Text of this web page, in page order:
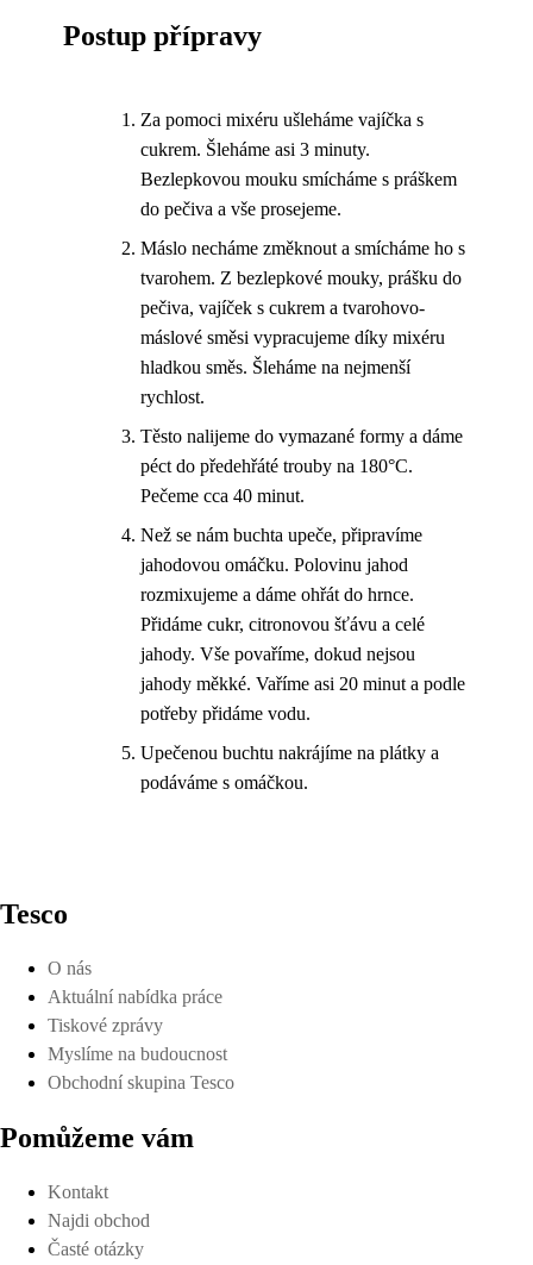
Postup přípravy
Za pomoci mixéru ušleháme vajíčka s
cukrem. Šleháme asi 3 minuty.
Bezlepkovou mouku smícháme s práškem
do pečiva a vše prosejeme.
Máslo necháme změknout a smícháme ho s
tvarohem. Z bezlepkové mouky, prášku do
pečiva, vajíček s cukrem a tvarohovo-
máslové směsi vypracujeme díky mixéru
hladkou směs. Šleháme na nejmenší
rychlost.
Těsto nalijeme do vymazané formy a dáme
péct do předehřáté trouby na 180°C.
Pečeme cca 40 minut.
Než se nám buchta upeče, připravíme
jahodovou omáčku. Polovinu jahod
rozmixujeme a dáme ohřát do hrnce.
Přidáme cukr, citronovou šťávu a celé
jahody. Vše povaříme, dokud nejsou
jahody měkké. Vaříme asi 20 minut a podle
potřeby přidáme vodu.
Upečenou buchtu nakrájíme na plátky a
podáváme s omáčkou.
Tesco
O nás
Aktuální nabídka práce
Tiskové zprávy
Myslíme na budoucnost
Obchodní skupina Tesco
Pomůžeme vám
Kontakt
Najdi obchod
Časté otázky